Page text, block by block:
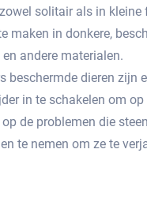
solitair als in kleine
maken in donkere,
andere materialen.​
dieren
in te schakelen om
de problemen die
te nemen om ze te